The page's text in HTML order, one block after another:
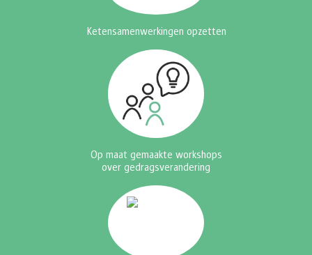
Ketensamenwerkingen opzetten
Op maat gemaakte workshops
over gedragsverandering